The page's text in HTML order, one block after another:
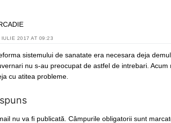
IULIE 2017 AT 09:23
sistemului de sanatate era necesara deja
nu s-au preocupat de astfel de intrebari.
cu atitea probleme.
nu va fi publicată. Câmpurile obligatorii sunt